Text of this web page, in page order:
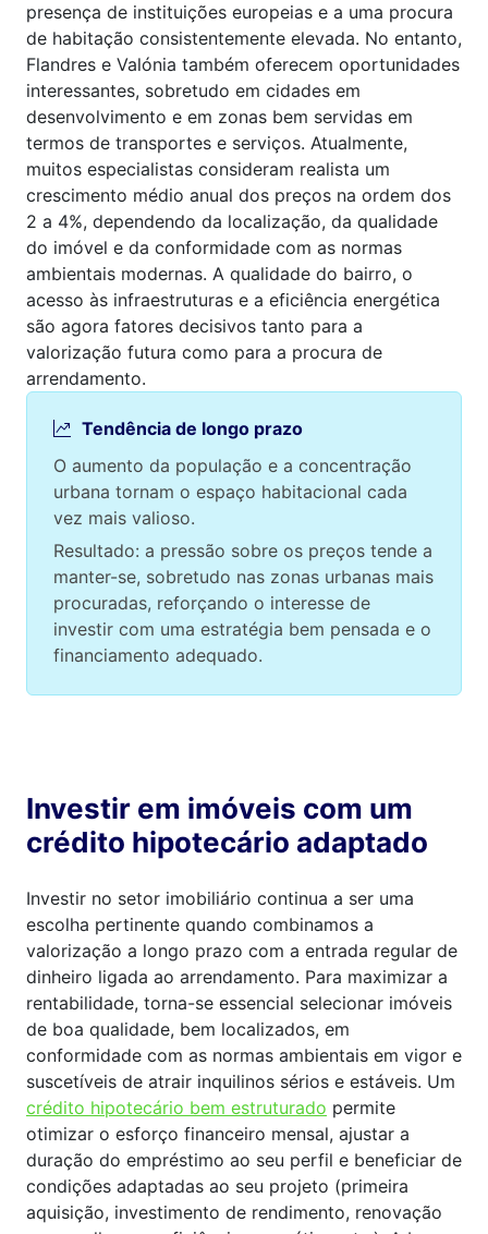
presença de instituições europeias e a uma procura
de habitação consistentemente elevada. No entanto,
Flandres e Valónia também oferecem oportunidades
interessantes, sobretudo em cidades em
desenvolvimento e em zonas bem servidas em
termos de transportes e serviços. Atualmente,
muitos especialistas consideram realista um
crescimento médio anual dos preços na ordem dos
2 a 4%, dependendo da localização, da qualidade
do imóvel e da conformidade com as normas
ambientais modernas. A qualidade do bairro, o
acesso às infraestruturas e a eficiência energética
são agora fatores decisivos tanto para a
valorização futura como para a procura de
arrendamento.
Tendência de longo prazo
O aumento da população e a concentração
urbana tornam o espaço habitacional cada
vez mais valioso.
Resultado: a pressão sobre os preços tende a
manter-se, sobretudo nas zonas urbanas mais
procuradas, reforçando o interesse de
investir com uma estratégia bem pensada e o
financiamento adequado.
Investir em imóveis com um
crédito hipotecário adaptado
Investir no setor imobiliário continua a ser uma
escolha pertinente quando combinamos a
valorização a longo prazo com a entrada regular de
dinheiro ligada ao arrendamento. Para maximizar a
rentabilidade, torna-se essencial selecionar imóveis
de boa qualidade, bem localizados, em
conformidade com as normas ambientais em vigor e
suscetíveis de atrair inquilinos sérios e estáveis. Um
crédito hipotecário bem estruturado permite
otimizar o esforço financeiro mensal, ajustar a
duração do empréstimo ao seu perfil e beneficiar de
condições adaptadas ao seu projeto (primeira
aquisição, investimento de rendimento, renovação